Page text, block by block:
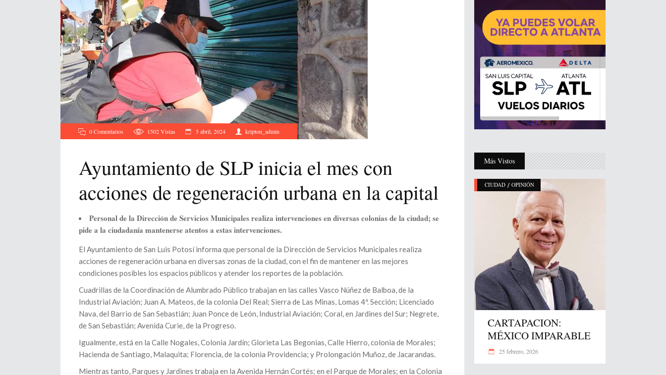
0 Comentarios 1502Vistas 5 abril, 2024 kripton_admin
Ayuntamiento de SLP inicia el mes con
acciones de regeneración urbana en la capital
Personal de la Dirección de Servicios Municipales realiza intervenciones en diversas colonias de la ciudad; se
pide a la ciudadanía mantenerse atentos a estas intervenciones.
El Ayuntamiento de San Luis Potosí informa que personal de la Dirección de Servicios Municipales realiza
acciones de regeneración urbana en diversas zonas de la ciudad, con el fin de mantener en las mejores
condiciones posibles los espacios públicos y atender los reportes de la población.
Cuadrillas de la Coordinación de Alumbrado Público trabajan en las calles Vasco Núñez de Balboa, de la
Industrial Aviación; Juan A. Mateos, de la colonia Del Real; Sierra de Las Minas, Lomas 4ª. Sección; Licenciado
Nava, del Barrio de San Sebastián; Juan Ponce de León, Industrial Aviación; Coral, en Jardines del Sur; Negrete,
de San Sebastián; Avenida Curie, de la Progreso.
Igualmente, está en la Calle Nogales, Colonia Jardín; Glorieta Las Begonias, Calle Hierro, colonia de Morales;
Hacienda de Santiago, Malaquita; Florencia, de la colonia Providencia; y Prolongación Muñoz, de Jacarandas.
Mientras tanto, Parques y Jardines trabaja en la Avenida Hernán Cortés; en el Parque de Morales; en la Colonia
Más Vistos
CIUDAD / OPINIÓN
CARTAPACION:
MÉXICO IMPARABLE
25 febrero, 2026